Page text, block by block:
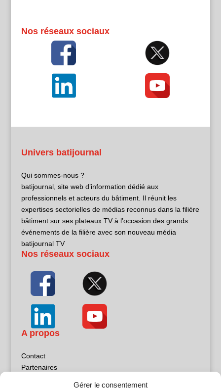
Gérer le consentement
Nos réseaux sociaux
Univers batijournal
Qui sommes-nous ?
batijournal, site web d’information dédié aux
professionnels et acteurs du bâtiment. Il réunit les
expertises sectorielles de médias reconnus dans la filière
bâtiment sur ses plateaux TV à l’occasion des grands
événements de la filière avec son nouveau média
batijournal TV
Nos réseaux sociaux
A propos
Contact
Partenaires